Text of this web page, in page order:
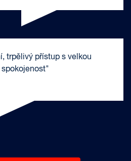
trpělivý přístup s velkou